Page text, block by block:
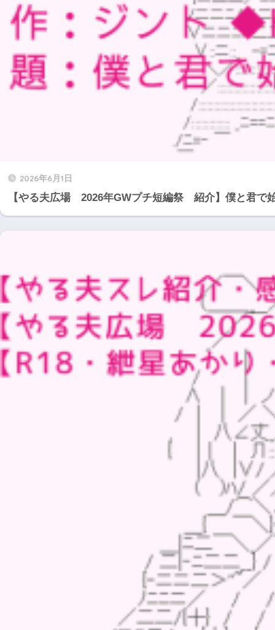
2026年6月1日
【やる夫広場 2026年GWプチ短編祭 紹介】僕と君で